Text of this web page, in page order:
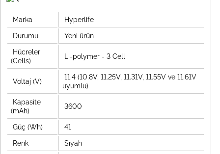
Marka Hyperlife
Durumu Yeni ürün
Hücreler
(Cells)
Li-polymer - 3 Cell
Voltaj (V)
11.4 (10.8V, 11.25V, 11.31V, 11.55V ve 11.61V
uyumlu)
Kapasite
(mAh)
3600
Güç (Wh) 41
Renk Siyah